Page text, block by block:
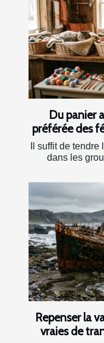
Du panier
préférée des
Il suffit de
dans les
Repenser la
vraies de